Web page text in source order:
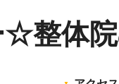
☆整体院